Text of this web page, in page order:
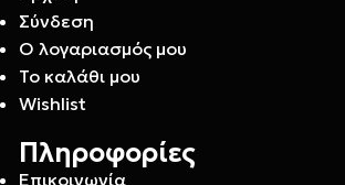
Σύνδεση
Ο λογαριασμός μου
Το καλάθι μου
Wishlist
Πληροφορίες
Επικοινωνία